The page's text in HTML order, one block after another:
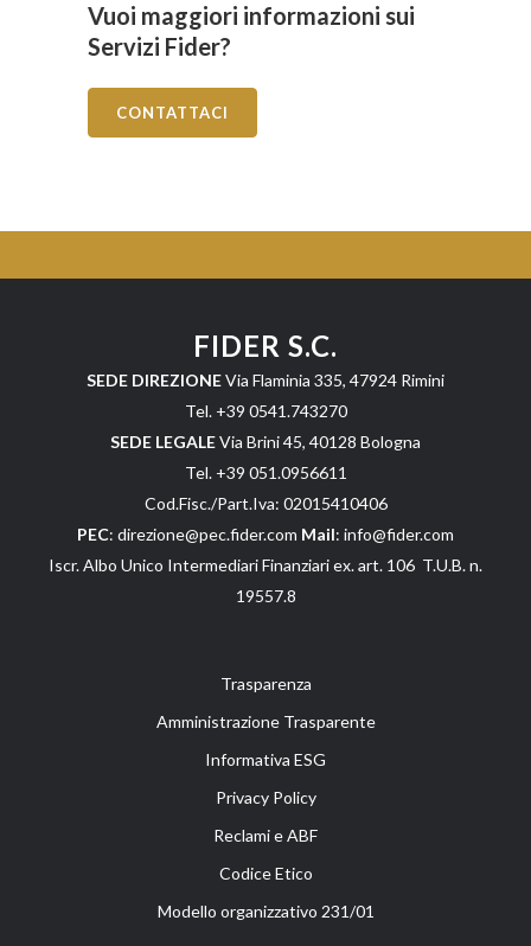
Vuoi maggiori informazioni sui
Servizi Fider?
CONTATTACI
FIDER S.C.
SEDE DIREZIONEVia Flaminia 335, 47924 Rimini
Tel. +39 0541.743270
SEDE LEGALEVia Brini 45, 40128 Bologna
Tel. +39 051.0956611
Cod.Fisc./Part.Iva: 02015410406
PEC: direzione@pec.fider.com Mail: info@fider.com
Iscr. Albo Unico Intermediari Finanziari ex. art. 106 T.U.B. n.
19557.8
Trasparenza
Amministrazione Trasparente
Informativa ESG
Privacy Policy
Reclami e ABF
Codice Etico
Modello organizzativo 231/01